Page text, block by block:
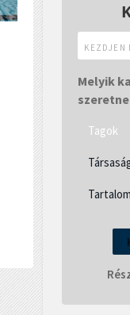
el
gépelni...
Melyik
Tagok
Tartalom